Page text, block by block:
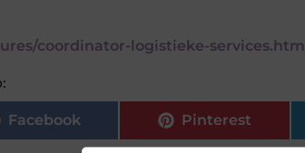
coordinator-logistieke-services.html
Facebook Pinterest